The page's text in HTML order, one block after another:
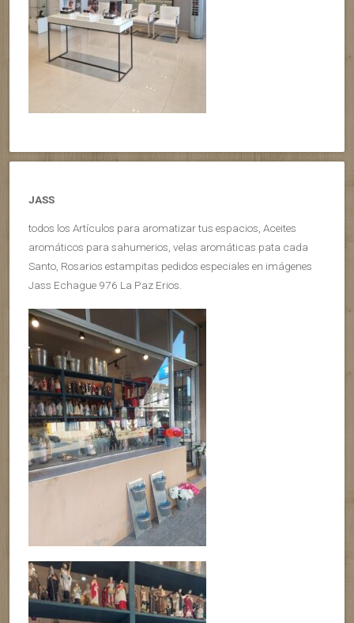
JASS
todos los Artículos para aromatizar tus espacios, Aceites
aromáticos para sahumerios, velas aromáticas pata cada
Santo, Rosarios estampitas pedidos especiales en imágenes
Jass Echague 976 La Paz Erios.